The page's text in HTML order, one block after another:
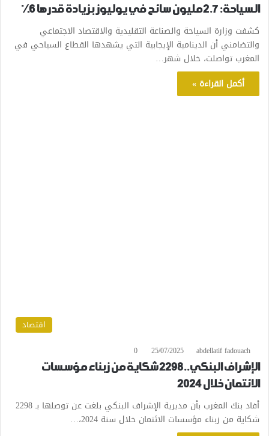
السياحة: 2.7 مليون سائح في يوليوز بزيادة قدرها 6٪
كشفت وزارة السياحة والصناعة التقليدية والاقتصاد الاجتماعي
والتضامني أن الدينامية الإيجابية التي يشهدها القطاع السياحي في
المغرب تواصلت، خلال شهر…
أكمل القراءة »
اقتصاد
abdellatif fadouach
25/07/2025
0
الإشراف البنكي..2298 شكاية من زبناء مؤسسات
الائتمان خلال 2024
أفاد بنك المغرب بأن مديرية الإشراف البنكي بلغت عن توصلها بـ 2298
شكاية من زبناء مؤسسات الائتمان خلال سنة 2024،…